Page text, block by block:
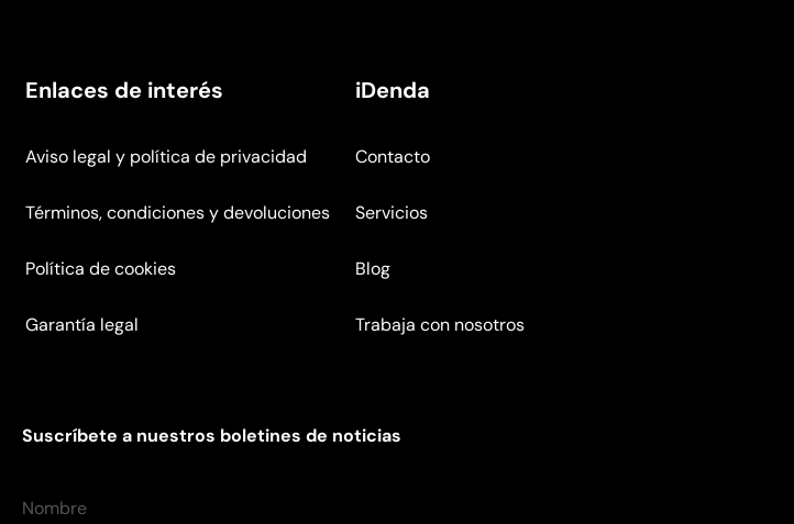
Enlaces de interés
Aviso legal y política de privacidad
Términos, condiciones y devoluciones
Política de cookies
Garantía legal
iDenda
Contacto
Servicios
Blog
Trabaja con nosotros
Suscríbete a nuestros boletines de noticias
Nombre